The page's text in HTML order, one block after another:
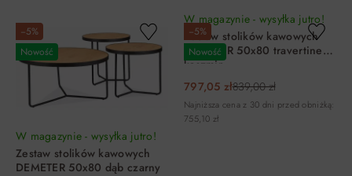
−5%
Nowość
W magazynie - wysyłka jutro!
Zestaw stolików kawowych
DEMETER 50x80 dąb czarny
−5%
Nowość
W magazynie - wysyłka jutro!
Zestaw stolików kawowych
DEMETER 50x80 travertine
kaszmir
797,05 zł839,00 zł
Najniższa cena z 30 dni przed obniżką:
755,10 zł